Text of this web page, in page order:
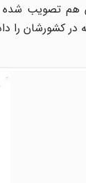
هم تصویب
در کشورشان را